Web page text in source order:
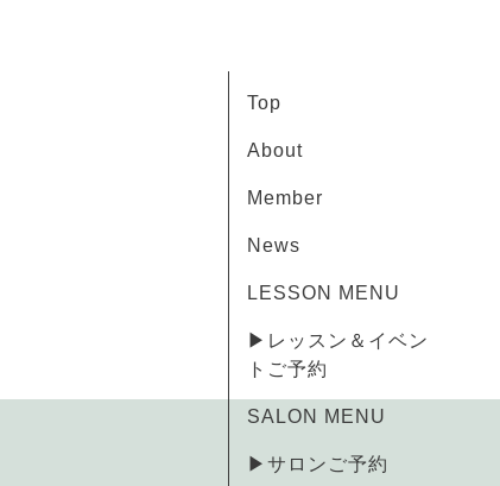
Top
About
Member
News
LESSON MENU
▶レッスン＆イベン
トご予約
SALON MENU
▶サロンご予約